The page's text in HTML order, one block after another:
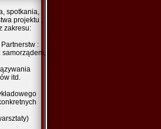
przez
spotkania,
projektu ,
zakresu:
:
samorządem,
itd.